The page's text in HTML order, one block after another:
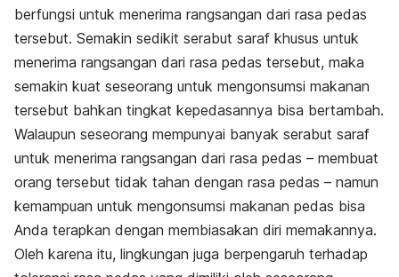
berfungsi untuk menerima rangsangan dari rasa pedas
tersebut. Semakin sedikit serabut saraf khusus untuk
menerima rangsangan dari rasa pedas tersebut, maka
semakin kuat seseorang untuk mengonsumsi makanan
tersebut bahkan tingkat kepedasannya bisa bertambah.
Walaupun seseorang mempunyai banyak serabut saraf
untuk menerima rangsangan dari rasa pedas – membuat
orang tersebut tidak tahan dengan rasa pedas – namun
kemampuan untuk mengonsumsi makanan pedas bisa
Anda terapkan dengan membiasakan diri memakannya.
Oleh karena itu, lingkungan juga berpengaruh terhadap